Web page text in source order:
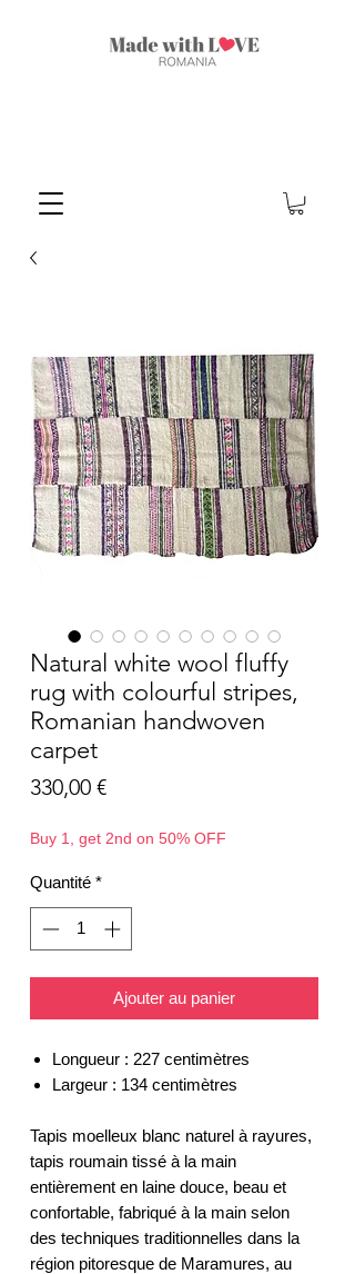
Natural white wool fluffy
rug with colourful stripes,
Romanian handwoven
carpet
330,00 €Prix
Buy 1, get 2nd on 50% OFF
Quantité *
Ajouter au panier
Longueur : 227 centimètres
Largeur : 134 centimètres
Tapis moelleux blanc naturel à rayures,
tapis roumain tissé à la main
entièrement en laine douce, beau et
confortable, fabriqué à la main selon
des techniques traditionnelles dans la
région pitoresque de Maramures, au